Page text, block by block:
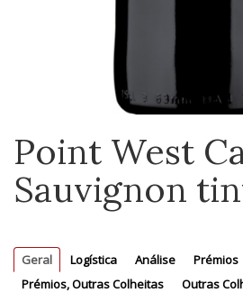
Point West
Sauvignon
Geral Logística Análise
Prémios
Prémios, Outras Colheitas
Outras